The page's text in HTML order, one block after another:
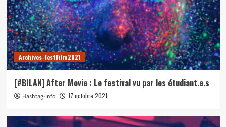
Archives-FestFilm2021
[#BILAN] After Movie : Le festival vu par les étudiant.e.s
Hashtag-Info 17 octobre 2021